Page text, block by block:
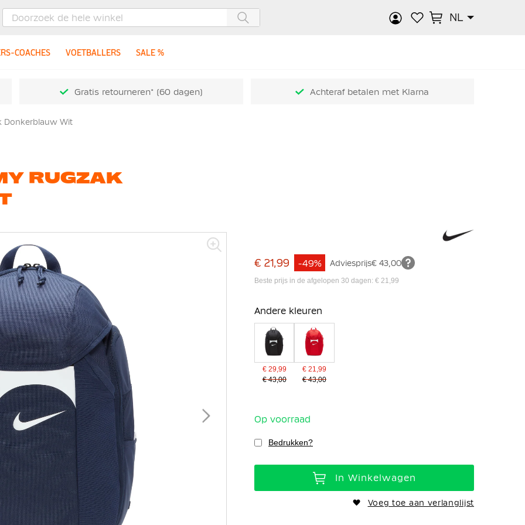
NL
COACHES VOETBALLERS SALE %
Gratis retourneren* (60 dagen) Achteraf betalen met Klarna
Donkerblauw Wit
RUGZAK
€ 21,99 Adviesprijs€ 43,00
-49%
Beste prijs in de afgelopen 30 dagen: € 21,99
Andere kleuren
€ 29,99
€ 43,00
€ 21,99
€ 43,00
Op voorraad
Bedrukken?
In Winkelwagen
Voeg toe aan verlanglijst